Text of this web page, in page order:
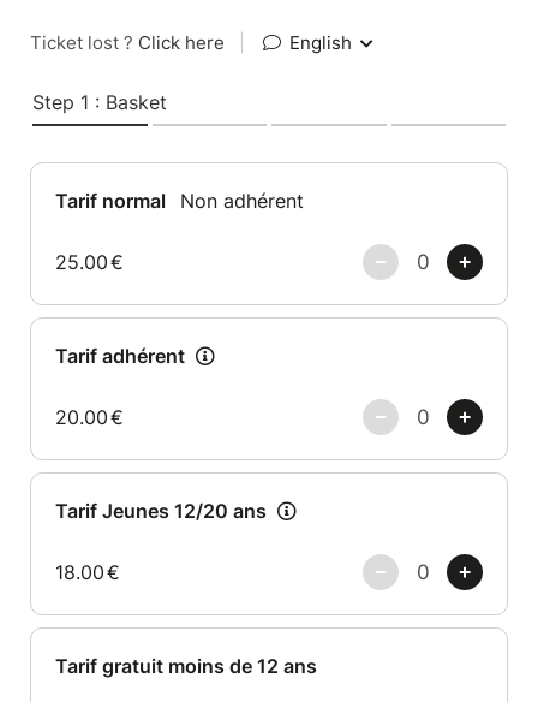
Ticket lost ? Click here English
Step 1 : Basket
Tarif normal Non adhérent
25.00€
Tarif adhérent
20.00€
Tarif Jeunes 12/20 ans
18.00€
Tarif gratuit moins de 12 ans